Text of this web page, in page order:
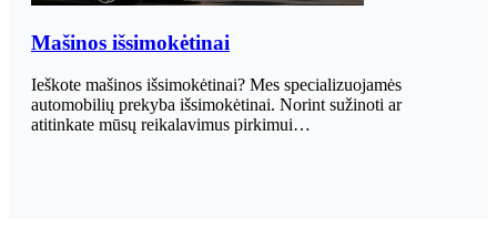
Mašinos išsimokėtinai
Ieškote mašinos išsimokėtinai? Mes specializuojamės
automobilių prekyba išsimokėtinai. Norint sužinoti ar
atitinkate mūsų reikalavimus pirkimui…